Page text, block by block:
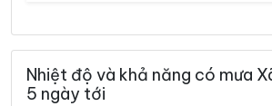
Nhiệt độ và khả năng có mưa
5 ngày tới